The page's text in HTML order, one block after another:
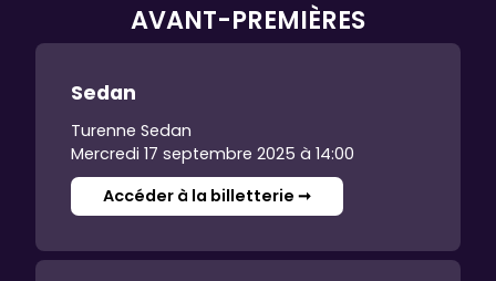
AVANT-PREMIÈRES
Sedan
Turenne Sedan
Mercredi 17 septembre 2025 à 14:00
Accéder à la billetterie ➞